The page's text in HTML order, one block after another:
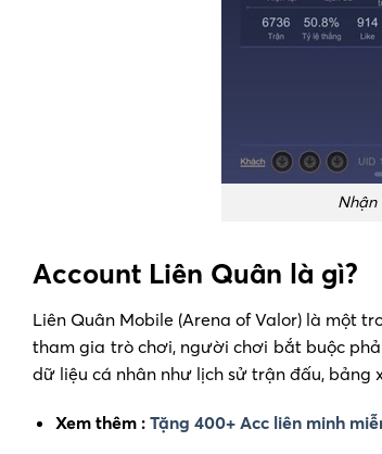
Nhận
Account Liên Quân là gì?
Liên Quân Mobile (Arena of Valor) là một
tham gia trò chơi, người chơi bắt buộc
dữ liệu cá nhân như lịch sử trận đấu,
Xem thêm : Tặng 400+ Acc liên minh